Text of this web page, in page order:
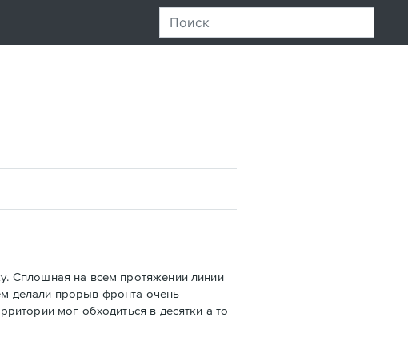
Сплошная на всем протяжении линии
делали прорыв фронта очень
мог обходиться в десятки а то